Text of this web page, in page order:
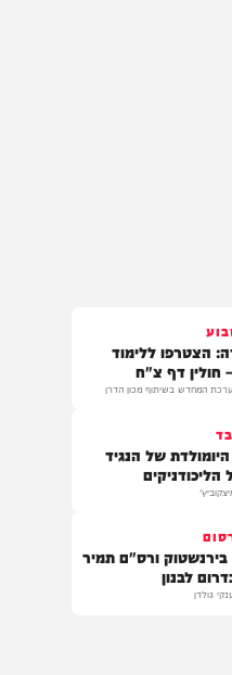
ללימוד
דף צ"ח
המחדש בשיתוף מכון הדרן
של הנגיד
ורס"ם תמיר